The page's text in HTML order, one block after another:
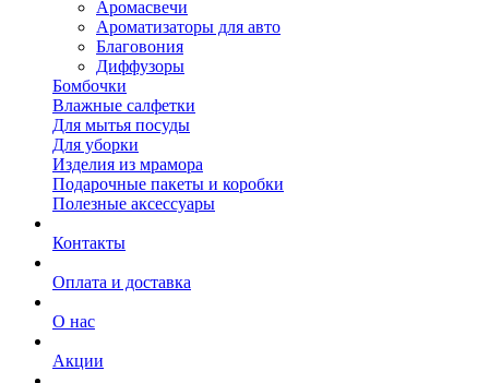
Аромасвечи
Ароматизаторы для авто
Благовония
Диффузоры
Бомбочки
Влажные салфетки
Для мытья посуды
Для уборки
Изделия из мрамора
Подарочные пакеты и коробки
Полезные аксессуары
Контакты
Оплата и доставка
О нас
Акции